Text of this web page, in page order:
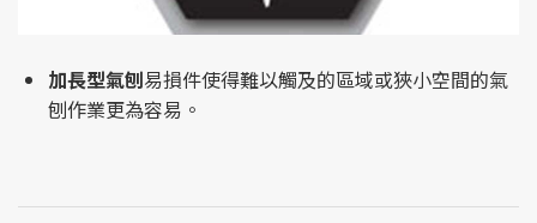
加長型氣刨易損件使得難以觸及的區域或狹小空間的氣
刨作業更為容易。